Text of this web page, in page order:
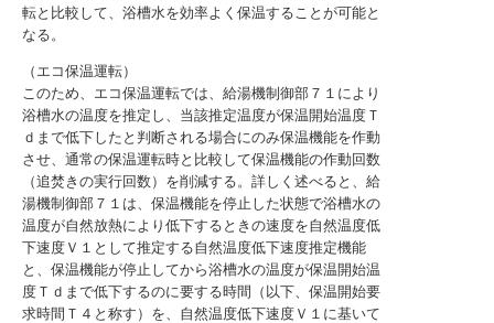
転と比較して、浴槽水を効率よく保温することが可能と
なる。
（エコ保温運転）
このため、エコ保温運転では、給湯機制御部７１により
浴槽水の温度を推定し、当該推定温度が保温開始温度Ｔ
ｄまで低下したと判断される場合にのみ保温機能を作動
させ、通常の保温運転時と比較して保温機能の作動回数
（追焚きの実行回数）を削減する。詳しく述べると、給
湯機制御部７１は、保温機能を停止した状態で浴槽水の
温度が自然放熱により低下するときの速度を自然温度低
下速度Ｖ１として推定する自然温度低下速度推定機能
と、保温機能が停止してから浴槽水の温度が保温開始温
度Ｔｄまで低下するのに要する時間（以下、保温開始要
求時間Ｔ４と称す）を、自然温度低下速度Ｖ１に基いて